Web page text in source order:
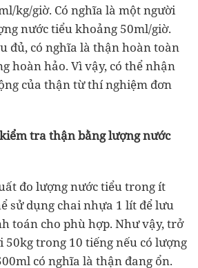
kg/giờ. Có nghĩa là một người
nước tiểu khoảng 50ml/giờ.
đủ, có nghĩa là thận hoàn toàn
hoàn hảo. Vì vậy, có thể nhận
của thận từ thí nghiệm đơn
tra thận bằng lượng nước
đo lượng nước tiểu trong ít
sử dụng chai nhựa 1 lít để lưu
toán cho phù hợp. Như vậy, trở
trong 10 tiếng nếu có lượng
có nghĩa là thận đang ổn.